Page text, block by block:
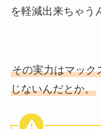
を軽減出来ちゃう
その実力はマック
じないんだとか。